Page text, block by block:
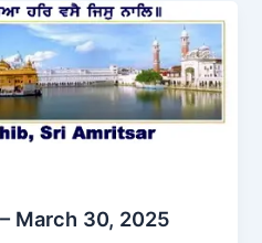
March 30, 2025